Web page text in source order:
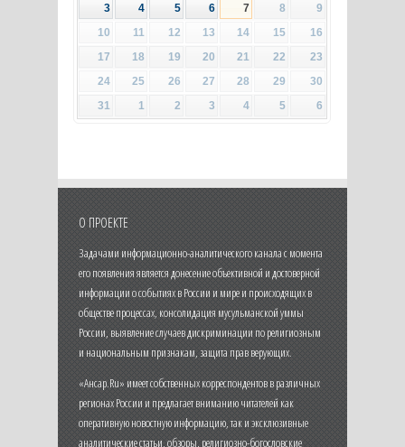
3
4 5 6 7 8
9
10
11 12 13 14 15
16
17
18 19 20 21 22
23
24
25 26 27 28 29
30
31
1 2 3 4 5 6
О ПРОЕКТЕ
Задачами информационно-аналитического канала с момента
его появления является донесение объективной и достоверной
информации о событиях в России и мире и происходящих в
обществе процессах, консолидация мусульманской уммы
России, выявление случаев дискриминации по религиозным
и национальным признакам, защита прав верующих.
«Ансар.Ru» имеет собственных корреспондентов в различных
регионах России и предлагает вниманию читателей как
оперативную новостную информацию, так и эксклюзивные
аналитические статьи, обзоры, религиозно-богословские